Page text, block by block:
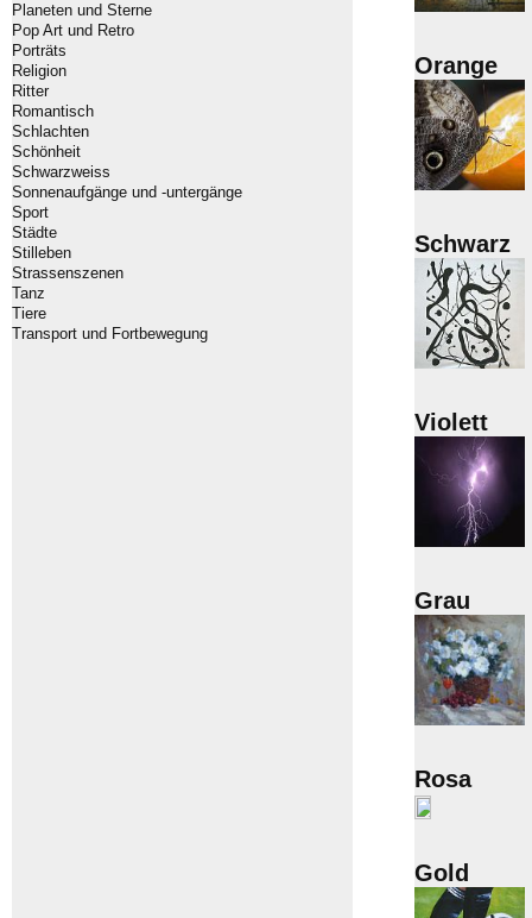
Planeten und Sterne
Pop Art und Retro
Porträts
Religion
Ritter
Romantisch
Schlachten
Schönheit
Schwarzweiss
Sonnenaufgänge und -untergänge
Sport
Städte
Stilleben
Strassenszenen
Tanz
Tiere
Transport und Fortbewegung
Orange
Schwarz
Violett
Grau
Rosa
Gold